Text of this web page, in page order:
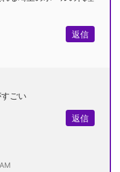
返信
ごい
返信